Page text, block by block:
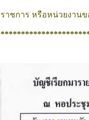
ราชการ หรือหน่วยงาน